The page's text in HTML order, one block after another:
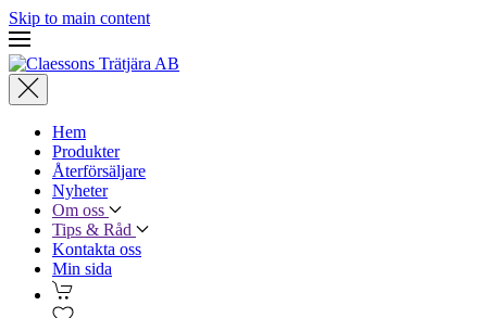
Skip to main content
Hem
Produkter
Återförsäljare
Nyheter
Om oss
Tips & Råd
Kontakta oss
Min sida